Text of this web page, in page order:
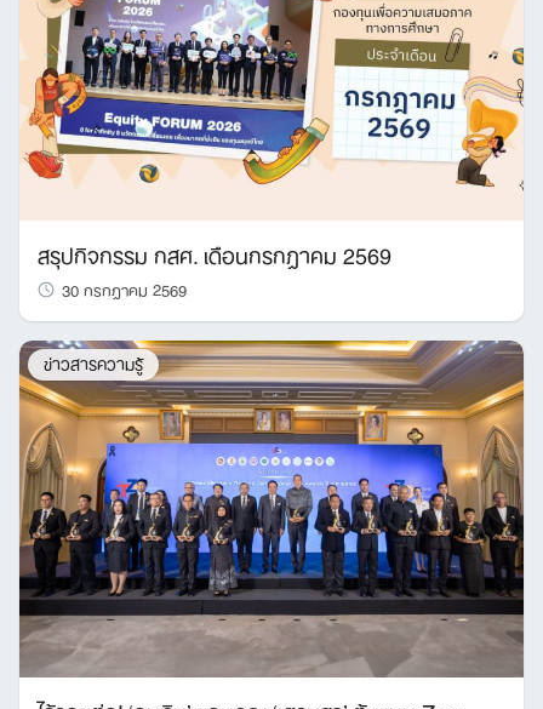
สรุปกิจกรรม กสศ. เดือนกรกฎาคม 2569
30 กรกฎาคม 2569
ข่าวสารความรู้